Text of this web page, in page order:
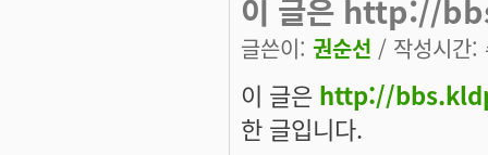
이 글은 http://
글쓴이: 권순선 / 작성시간
이 글은 http://
한 글입니다.